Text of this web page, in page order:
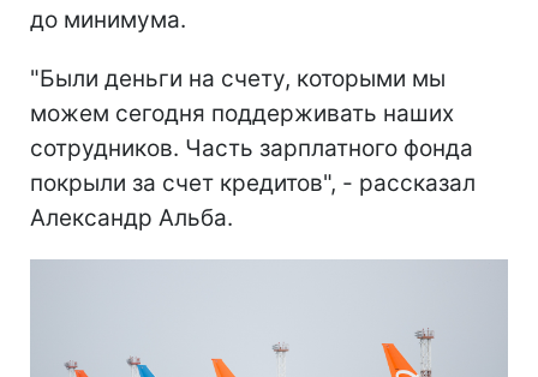
до минимума.
"Были деньги на счету, которыми мы
можем сегодня поддерживать наших
сотрудников. Часть зарплатного фонда
покрыли за счет кредитов", - рассказал
Александр Альба.